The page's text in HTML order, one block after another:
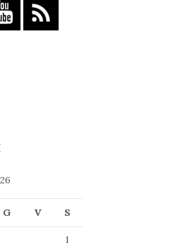
G V S
1